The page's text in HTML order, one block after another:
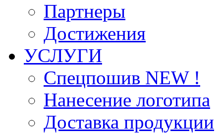
Партнеры
Достижения
УСЛУГИ
Спецпошив NEW !
Нанесение логотипа
Доставка продукции